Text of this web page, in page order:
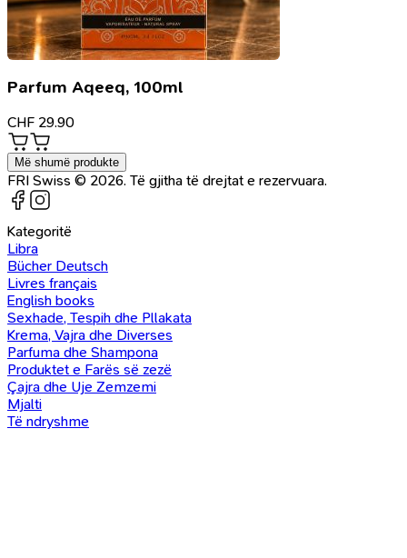
Parfum Aqeeq, 100ml
CHF 29.90
Më shumë produkte
FRI Swiss © 2026. Të gjitha të drejtat e rezervuara.
Kategoritë
Libra
Bücher Deutsch
Livres français
English books
Sexhade, Tespih dhe Pllakata
Krema, Vajra dhe Diverses
Parfuma dhe Shampona
Produktet e Farës së zezë
Çajra dhe Uje Zemzemi
Mjalti
Të ndryshme